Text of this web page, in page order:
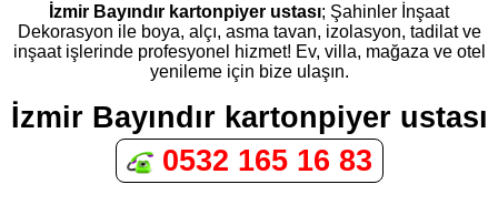
İzmir Bayındır kartonpiyer ustası; Şahinler İnşaat
Dekorasyon ile boya, alçı, asma tavan, izolasyon, tadilat ve
inşaat işlerinde profesyonel hizmet! Ev, villa, mağaza ve otel
yenileme için bize ulaşın.
İzmir Bayındır kartonpiyer ustası
0532 165 16 83